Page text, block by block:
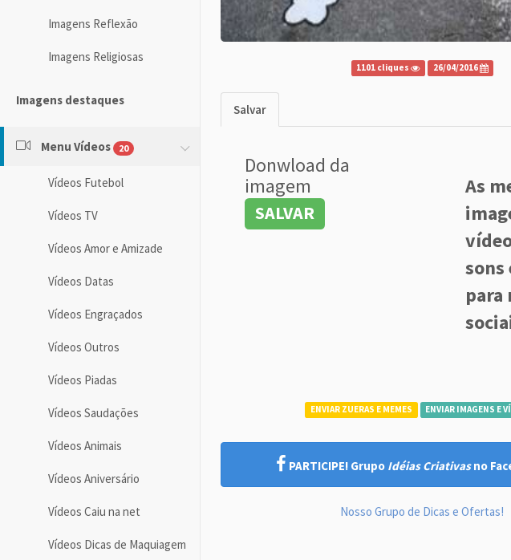
Imagens Reflexão
Imagens Religiosas
Imagens destaques
Menu Vídeos 20
Vídeos Futebol
Vídeos TV
Vídeos Amor e Amizade
Vídeos Datas
Vídeos Engraçados
Vídeos Outros
Vídeos Piadas
Vídeos Saudações
Vídeos Animais
Vídeos Aniversário
Vídeos Caiu na net
Vídeos Dicas de Maquiagem
1101 cliques 26/04/2016
Salvar
Donwload da
imagem
SALVAR
As
sons
para
ENVIAR ZUERAS E MEMES ENVIAR IMAGENS E
PARTICIPE! Grupo Idéias Criativasno
Nosso Grupo de Dicas e Ofertas!